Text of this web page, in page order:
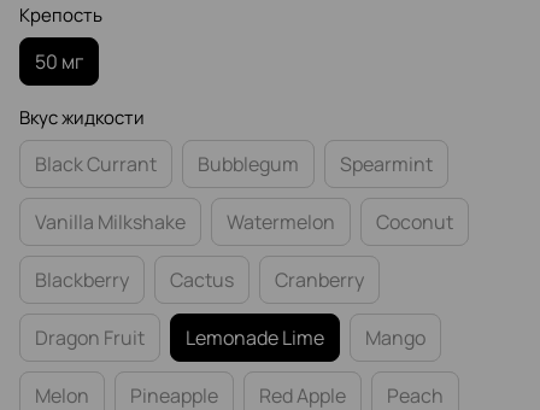
Крепость
50 мг
Вкус жидкости
Black Currant Bubblegum Spearmint
Vanilla Milkshake Watermelon Coconut
Blackberry Cactus Cranberry
Dragon Fruit Lemonade Lime Mango
Melon Pineapple Red Apple Peach